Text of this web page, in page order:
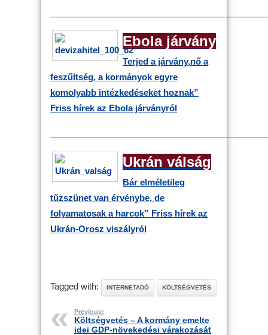
Ebola járvány
Terjed a járvány,nő a
feszűltség, a kormányok egyre
komolyabb intézkedéseket hoznak”
Friss hírek az Ebola járványról
Ukrán válság
Bár elméletileg
tűzszünet van érvénybe, de
folyamatosak a harcok” Friss hírek az
Ukrán-Orosz viszályról
Tagged with: INTERNETADÓ KÖLTSÉGVETÉS
Previous:
Költségvetés – A kormány emelte
idei GDP-növekedési várakozását